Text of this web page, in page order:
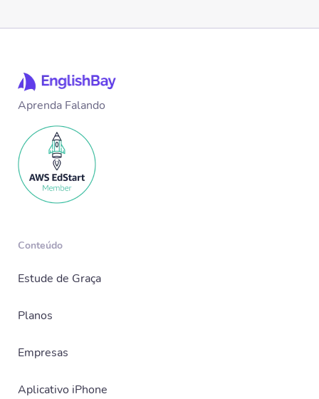
Aprenda Falando
Conteúdo
Estude de Graça
Planos
Empresas
Aplicativo iPhone